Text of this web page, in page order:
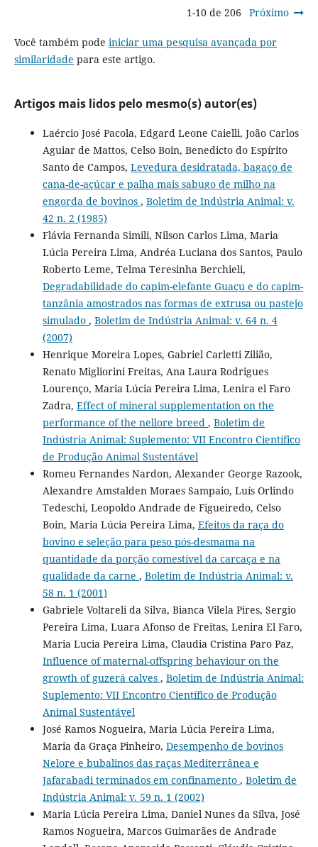
1-10 de 206 Próximo
Você também pode iniciar uma pesquisa avançada por
similaridade para este artigo.
Artigos mais lidos pelo mesmo(s) autor(es)
Laércio José Pacola, Edgard Leone Caielli, João Carlos
Aguiar de Mattos, Celso Boin, Benedicto do Espírito
Santo de Campos, Levedura desidratada, bagaço de
cana-de-açúcar e palha mais sabugo de milho na
engorda de bovinos , Boletim de Indústria Animal: v.
42 n. 2 (1985)
Flávia Fernanda Simili, Nilson Carlos Lima, Maria
Lúcia Pereira Lima, Andréa Luciana dos Santos, Paulo
Roberto Leme, Telma Teresinha Berchieli,
Degradabilidade do capim-elefante Guaçu e do capim-
tanzânia amostrados nas formas de extrusa ou pastejo
simulado , Boletim de Indústria Animal: v. 64 n. 4
(2007)
Henrique Moreira Lopes, Gabriel Carletti Zilião,
Renato Migliorini Freitas, Ana Laura Rodrigues
Lourenço, Maria Lúcia Pereira Lima, Lenira el Faro
Zadra, Effect of mineral supplementation on the
performance of the nellore breed , Boletim de
Indústria Animal: Suplemento: VII Encontro Científico
de Produção Animal Sustentável
Romeu Fernandes Nardon, Alexander George Razook,
Alexandre Amstalden Moraes Sampaio, Luís Orlindo
Tedeschi, Leopoldo Andrade de Figueiredo, Celso
Boin, Maria Lúcia Pereira Lima, Efeitos da raça do
bovino e seleção para peso pós-desmama na
quantidade da porção comestível da carcaça e na
qualidade da carne , Boletim de Indústria Animal: v.
58 n. 1 (2001)
Gabriele Voltareli da Silva, Bianca Vilela Pires, Sergio
Pereira Lima, Luara Afonso de Freitas, Lenira El Faro,
Maria Lucia Pereira Lima, Claudia Cristina Paro Paz,
Influence of maternal-offspring behaviour on the
growth of guzerá calves , Boletim de Indústria Animal:
Suplemento: VII Encontro Científico de Produção
Animal Sustentável
José Ramos Nogueira, Maria Lúcia Pereira Lima,
Maria da Graça Pinheiro, Desempenho de bovinos
Nelore e bubalinos das raças Mediterrânea e
Jafarabadi terminados em confinamento , Boletim de
Indústria Animal: v. 59 n. 1 (2002)
Maria Lúcia Pereira Lima, Daniel Nunes da Silva, José
Ramos Nogueira, Marcos Guimarães de Andrade